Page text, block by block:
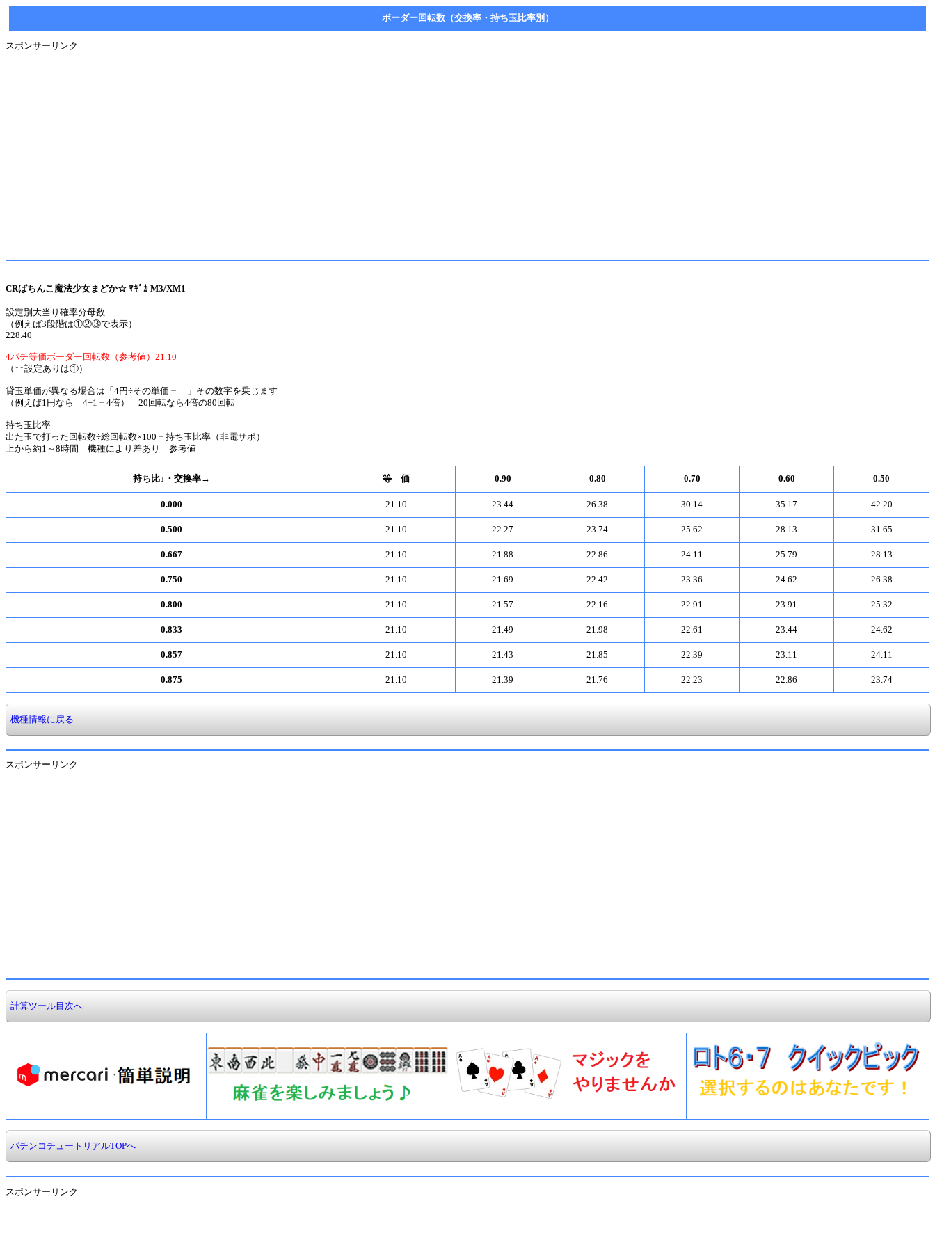
ボーダー回転数（交換率・持ち玉比率別）
スポンサーリンク
CRぱちんこ魔法少女まどか☆ ﾏｷﾞｶ M3/XM1
設定別大当り確率分母数
（例えば3段階は①②③で表示）
228.40
4パチ等価ボーダー回転数（参考値）21.10
（↑↑設定ありは①）
貸玉単価が異なる場合は「4円÷その単価＝ 」その数字を乗じます
（例えば1円なら 4÷1＝4倍） 20回転なら4倍の80回転
持ち玉比率
出た玉で打った回転数÷総回転数×100＝持ち玉比率（非電サポ）
上から約1～8時間 機種により差あり 参考値
持ち比↓・交換率→ 等 価 0.90 0.80 0.70 0.60 0.50
0.000 21.10 23.44 26.38 30.14 35.17 42.20
0.500 21.10 22.27 23.74 25.62 28.13 31.65
0.667 21.10 21.88 22.86 24.11 25.79 28.13
0.750 21.10 21.69 22.42 23.36 24.62 26.38
0.800 21.10 21.57 22.16 22.91 23.91 25.32
0.833 21.10 21.49 21.98 22.61 23.44 24.62
0.857 21.10 21.43 21.85 22.39 23.11 24.11
0.875 21.10 21.39 21.76 22.23 22.86 23.74
機種情報に戻る
スポンサーリンク
計算ツール目次へ
パチンコチュートリアルTOPへ
スポンサーリンク